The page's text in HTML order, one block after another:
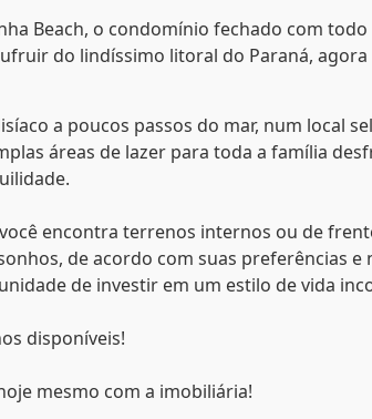
Beach, o condomínio fechado com
do lindíssimo litoral do Paraná, agora
a poucos passos do mar, num local
áreas de lazer para toda a família
encontra terrenos internos ou de
de acordo com suas preferências e
de investir em um estilo de vida
disponíveis!
mesmo com a imobiliária!